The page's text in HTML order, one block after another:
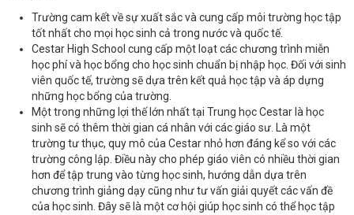
Trường cam kết về sự xuất sắc và cung cấp môi trường học tập
tốt nhất cho mọi học sinh cả trong nước và quốc tế.
Cestar High School cung cấp một loạt các chương trình miễn
học phí và học bổng cho học sinh chuẩn bị nhập học. Đối với sinh
viên quốc tế, trường sẽ dựa trên kết quả học tập và áp dựng
những học bổng của trường.
Một trong những lợi thế lớn nhất tại Trung học Cestar là học
sinh sẽ có thêm thời gian cá nhân với các giáo sư. Là một
trường tư thục, quy mô của Cestar nhỏ hơn đáng kể so với các
trường công lập. Điều này cho phép giáo viên có nhiều thời gian
hơn để tập trung vào từng học sinh, hướng dẫn dựa trên
chương trình giảng dạy cũng như tư vấn giải quyết các vấn đề
của học sinh. Đây sẽ là một cơ hội giúp học sinh có thể học tập